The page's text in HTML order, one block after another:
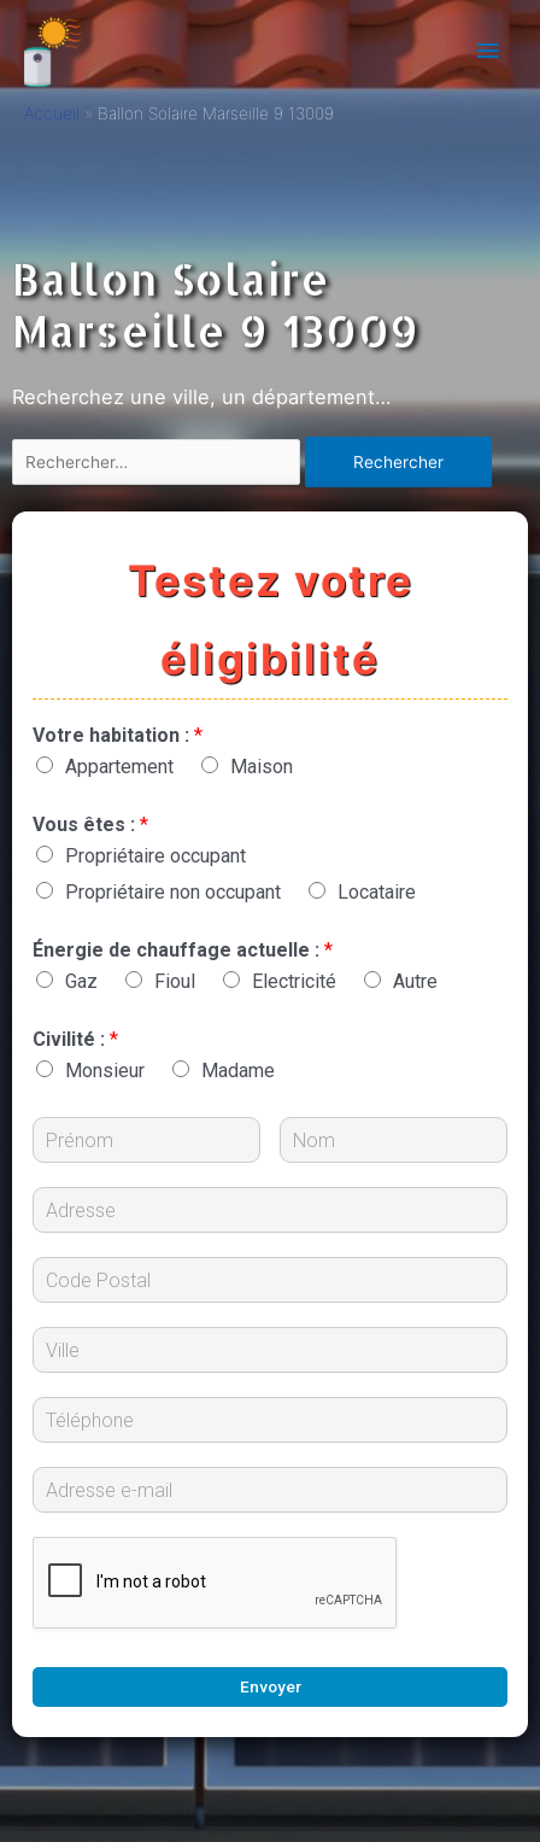
Accueil Ballon Solaire Marseille 9 13009
Ballon Solaire
Marseille 9 13009
Recherchez une ville, un département…
Testez votre
éligibilité
Votre habitation : *
Appartement
Maison
Vous êtes : *
Propriétaire occupant
Propriétaire non occupant
Locataire
Énergie de chauffage actuelle : *
Gaz
Fioul Electricité Autre
Civilité : *
Monsieur
Madame
Envoyer